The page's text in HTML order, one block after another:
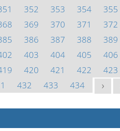
352 353 354 355
369 370 371 372
386 387 388 389
403 404 405 406
420 421 422 423
432 433 434 >